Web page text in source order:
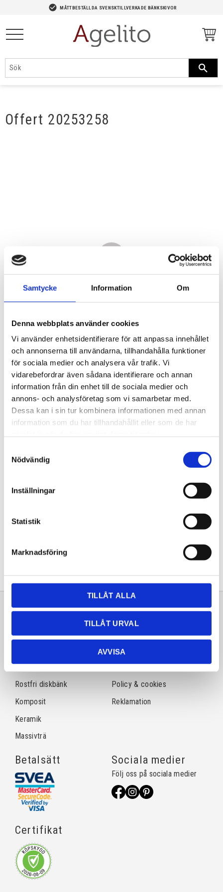
Samtycke Information Om
Denna webbplats använder cookies
Vi använder enhetsidentifierare för att anpassa innehållet
och annonserna till användarna, tillhandahålla funktioner
för sociala medier och analysera vår trafik. Vi
vidarebefordrar även sådana identifierare och annan
information från din enhet till de sociala medier och
annons- och analysföretag som vi samarbetar med.
Dessa kan i sin tur kombinera informationen med annan
information som du har tillhandahållit eller som de har
Nödvändig
Inställningar
Statistik
Marknadsföring
TILLÅT ALLA
TILLÅT URVAL
AVVISA
check_circle MÅTTBESTÄLLDA SVENSKTILLVERKADE BÄNKSKIVOR
Offert 20253258
4 050,00KR
Antal
Lagervara
Artikelnr
20253258
Sortiment
Natursten
Rostfri diskbänk
Komposit
Keramik
Massivträ
Information
Frågor & svar
Köpvillkor
Policy & cookies
Reklamation
Betalsätt
Certifikat
Sociala medier
Följ oss på sociala medier